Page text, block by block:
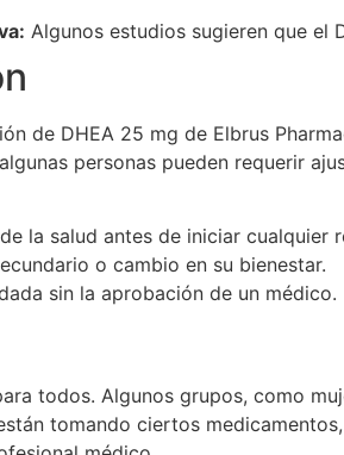
Algunos estudios sugieren que el
de DHEA 25 mg de Elbrus
personas pueden requerir
la salud antes de iniciar cualquier
o cambio en su bienestar.
sin la aprobación de un médico.
todos. Algunos grupos, como
tomando ciertos